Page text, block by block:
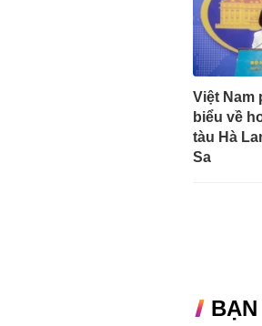
Việt Nam
biểu về
tàu Hà
Sa